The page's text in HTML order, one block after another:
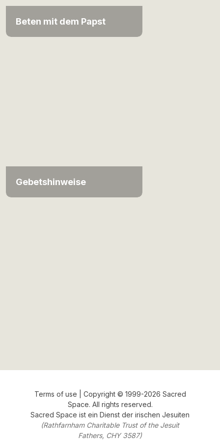
Beten mit dem Papst
Gebetshinweise
Terms of use | Copyright © 1999-2026 Sacred
Space. All rights reserved.
Sacred Space ist ein Dienst der irischen Jesuiten
(Rathfarnham Charitable Trust of the Jesuit
Fathers, CHY 3587)